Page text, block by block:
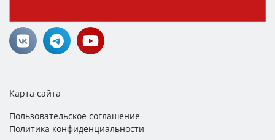
Карта сайта
Пользовательское соглашение
Политика конфиденциальности